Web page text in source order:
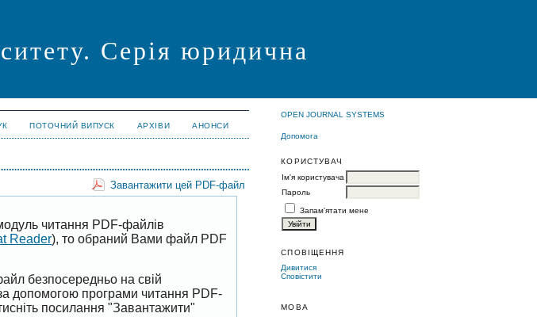
Серія юридична
OPEN JOURNAL SYSTEMS
Допомога
КОРИСТУВАЧ
Ім'я користувача
Пароль
Запам'ятати мене
СПОВІЩЕННЯ
Дивитися
Сповістити
МОВА
ПОТОЧНИЙ ВИПУСК АРХІВИ АНОНСИ
Завантажити цей PDF-файл
читання PDF-файлів
Reader), то обраний Вами файл PDF
безпосередньо на свій
допомогою програми читання PDF-
посилання "Завантажити"